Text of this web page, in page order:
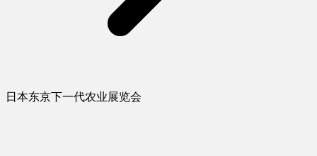
日本东京下一代农业展览会